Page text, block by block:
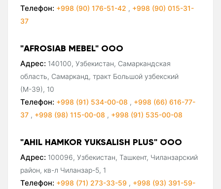
Телефон: +998 (90) 176-51-42 , +998 (90) 015-31-
37
"AFROSIAB MEBEL" ООО
Адрес: 140100, Узбекистан, Самаркандская
область, Самарканд, тракт Большой узбекский
(М-39), 10
Телефон: +998 (91) 534-00-08 , +998 (66) 616-77-
37 , +998 (98) 115-00-08 , +998 (91) 535-00-08
"AHIL HAMKOR YUKSALISH PLUS" ООО
Адрес: 100096, Узбекистан, Ташкент, Чиланзарский
район, кв-л Чиланзар-5, 1
Телефон: +998 (71) 273-33-59 , +998 (93) 391-59-